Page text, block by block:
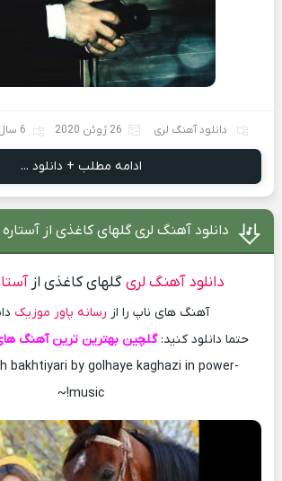
دانلود آهنگ لری 26 ژوئن 2020 6 سال پیش
ادامه مطلب + دانلود ...
دانلود آهنگ لری گلهای کاغذی از
دانلود آهنگ لریگلهای کاغذی از
آهنگ های ناپ را از رسانه پاور موزیک
حتما دانلود کنید:گلچین بهترین ترین آهنگ
bakhtiyari by golhaye kaghazi in power-
music!~